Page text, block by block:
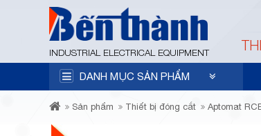
INDUSTRIAL ELECTRICAL EQUIPMENT
DANH MỤC SẢN PHẨM
Sản phẩm Thiết bị đóng cắt Aptomat